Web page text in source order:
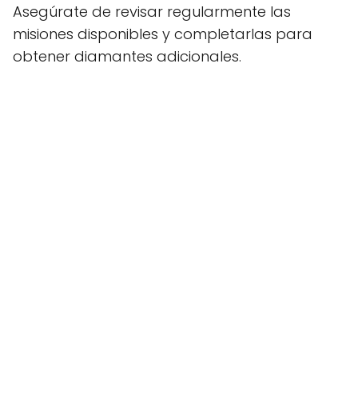
Asegúrate de revisar regularmente las
misiones disponibles y completarlas para
obtener diamantes adicionales.